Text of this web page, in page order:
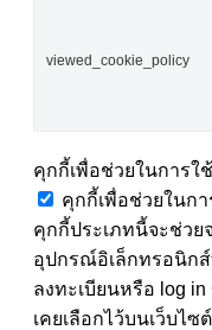
viewed_cookie_policy
คุกกี้เพื่อช่วยในการใ
คุกกี้เพื่อช่วยในกา
คุกกี้ประเภทนี้จะช่ว
อุปกรณ์อิเล็กทรอนิก
ลงทะเบียนหรือ log
เคยเลือกไว้บนเว็บไ